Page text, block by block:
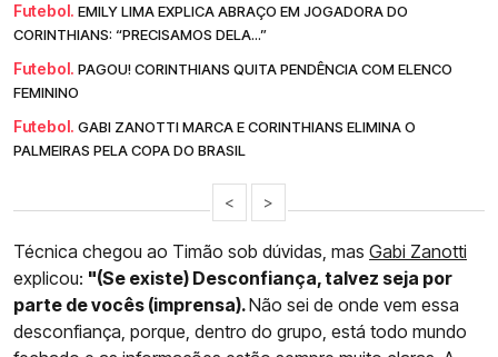
Futebol. EMILY LIMA EXPLICA ABRAÇO EM JOGADORA DO
CORINTHIANS: “PRECISAMOS DELA...”
Futebol. PAGOU! CORINTHIANS QUITA PENDÊNCIA COM ELENCO
FEMININO
Futebol. GABI ZANOTTI MARCA E CORINTHIANS ELIMINA O
PALMEIRAS PELA COPA DO BRASIL
< >
Técnica chegou ao Timão sob dúvidas, mas Gabi Zanotti
explicou: "(Se existe) Desconfiança, talvez seja por
parte de vocês (imprensa).Não sei de onde vem essa
desconfiança, porque, dentro do grupo, está todo mundo